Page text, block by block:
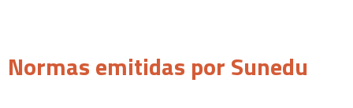
Normas emitidas por Sunedu